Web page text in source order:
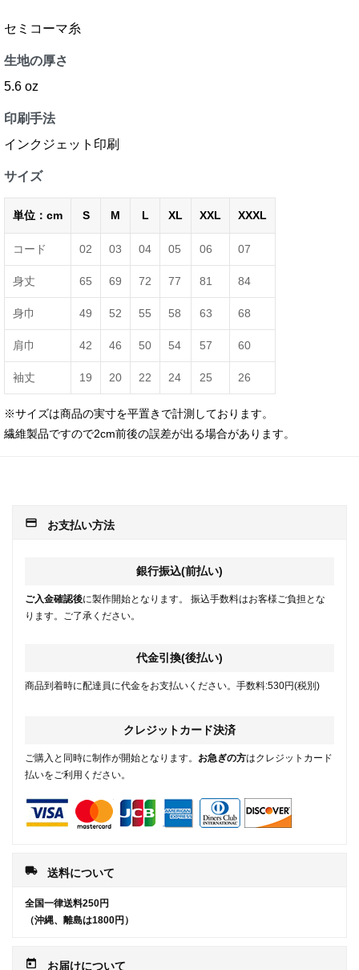
セミコーマ糸
生地の厚さ
5.6 oz
印刷手法
インクジェット印刷
サイズ
単位：cm S M L XL XXL XXXL
コード 02 03 04 05 06 07
身丈 65 69 72 77 81 84
身巾 49 52 55 58 63 68
肩巾 42 46 50 54 57 60
袖丈 19 20 22 24 25 26
※サイズは商品の実寸を平置きで計測しております。
繊維製品ですので2cm前後の誤差が出る場合があります。
payment お支払い方法
銀行振込(前払い)
ご入金確認後に製作開始となります。 振込手数料はお客様ご負担とな
ります。ご了承ください。
代金引換(後払い)
商品到着時に配達員に代金をお支払いください。手数料:530円(税別)
クレジットカード決済
ご購入と同時に制作が開始となります。 お急ぎの方はクレジットカード
払いをご利用ください。
local_shipping 送料について
全国一律送料250円
（沖縄、離島は1800円）
today お届けについて